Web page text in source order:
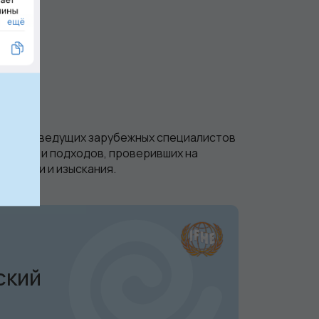
от ведущих зарубежных специалистов
и подходов, проверивших на
и изыскания.